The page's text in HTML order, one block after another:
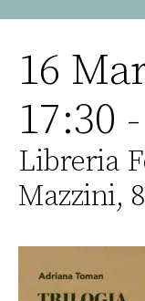
16
17:30
Libreria
Mazzini,